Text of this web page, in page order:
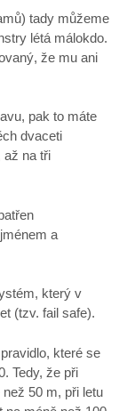
tady můžeme
létá málokdo.
že mu ani
pak to máte
dvaceti
až na tři
a
který v
(tzv. fail safe).
které se
Tedy, že při
50 m, při letu